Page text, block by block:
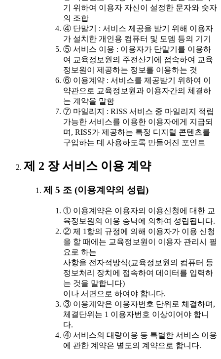
기 위하여 이용자 자신이 설정한 문자와 숫자
의 조합
④ 단말기 : 서비스 제공을 받기 위해 이용자
가 설치한 개인용 컴퓨터 및 모뎀 등의 기기
⑤ 서비스 이용 : 이용자가 단말기를 이용하
여 교육정보원의 주전산기에 접속하여 교육
정보원이 제공하는 정보를 이용하는 것
⑥ 이용계약 : 서비스를 제공받기 위하여 이
약관으로 교육정보원과 이용자간의 체결하
는 계약을 말함
⑦ 마일리지 : RISS 서비스 중 마일리지 적립
가능한 서비스를 이용한 이용자에게 지급되
며, RISS가 제공하는 특정 디지털 콘텐츠를
구입하는 데 사용하도록 만들어진 포인트
제 2 장 서비스 이용 계약
제 5 조 (이용계약의 성립)
① 이용계약은 이용자의 이용신청에 대한 교
육정보원의 이용 승낙에 의하여 성립됩니다.
② 제 1항의 규정에 의해 이용자가 이용 신청
을 할 때에는 교육정보원이 이용자 관리시 필
요로 하는
사항을 전자적방식(교육정보원의 컴퓨터 등
정보처리 장치에 접속하여 데이터를 입력하
는 것을 말합니다)
이나 서면으로 하여야 합니다.
③ 이용계약은 이용자번호 단위로 체결하며,
체결단위는 1 이용자번호 이상이어야 합니
다.
④ 서비스의 대량이용 등 특별한 서비스 이용
에 관한 계약은 별도의 계약으로 합니다.